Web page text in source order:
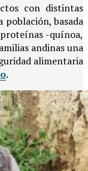
con distintas
población, basada
-quínoa,
andinas una
alimentaria
.